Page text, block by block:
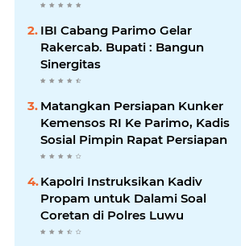
IBI Cabang Parimo Gelar
Rakercab. Bupati : Bangun
Sinergitas
Matangkan Persiapan Kunker
Kemensos RI Ke Parimo, Kadis
Sosial Pimpin Rapat Persiapan
Kapolri Instruksikan Kadiv
Propam untuk Dalami Soal
Coretan di Polres Luwu